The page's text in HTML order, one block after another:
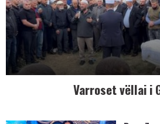
Varroset vëllai i